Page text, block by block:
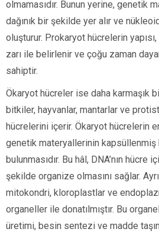
olmamasıdır. Bunun yerine, genetik
dağınık bir şekilde yer alır ve
oluşturur. Prokaryot hücrelerin
zarı ile belirlenir ve çoğu zaman
sahiptir.
Ökaryot hücreler ise daha karmaşık
bitkiler, hayvanlar, mantarlar ve
hücrelerini içerir. Ökaryot hücrelerin
genetik materyallerinin
bulunmasıdır. Bu hâl, DNA’nın hücre
şekilde organize olmasını sağlar.
mitokondri, kloroplastlar ve
organeller ile donatılmıştır. Bu
üretimi, besin sentezi ve madde